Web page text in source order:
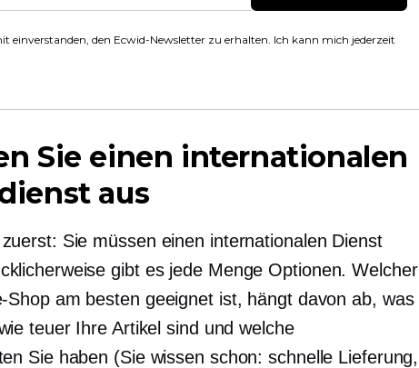
einverstanden, den Ecwid-Newsletter zu erhalten. Ich kann mich jederzeit
Sie einen internationalen
aus
Sie müssen einen internationalen Dienst
gibt es jede Menge Optionen. Welcher
Shop am besten geeignet ist, hängt davon ab, was
teuer Ihre Artikel sind und welche
Sie haben (Sie wissen schon: schnelle Lieferung,